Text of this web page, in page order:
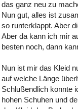
das ganz neu zu
Nun gut, alles ist
so runterklappt. Aber
Aber da kann ich mir
besten noch, dann
Nun ist mir das Kleid
auf welche Länge
Schlußendlich konnte
hohen Schuhen und